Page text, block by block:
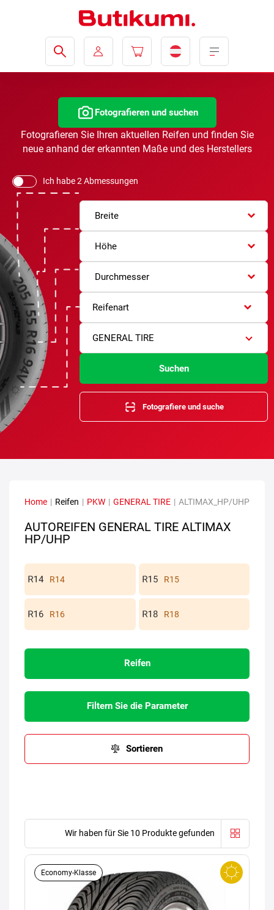
Fotografieren und suchen
Fotografieren Sie Ihren aktuellen Reifen und finden Sie
neue anhand der erkannten Maße und des Herstellers
Ich habe 2 Abmessungen
Breite
Höhe
Durchmesser
Reifenart
GENERAL TIRE
Suchen
Fotografiere und suche
Home | Reifen | PKW | GENERAL TIRE | ALTIMAX_HP/UHP
AUTOREIFEN GENERAL TIRE ALTIMAX
HP/UHP
R14 R15
R16 R18
Reifen
Filtern Sie die Parameter
Sortieren
Wir haben für Sie 10 Produkte gefunden
Economy-Klasse